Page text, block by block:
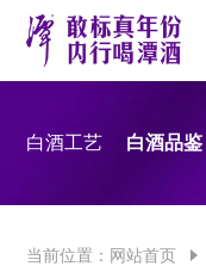
白酒工艺 白酒品鉴
当前位置： 网站首页